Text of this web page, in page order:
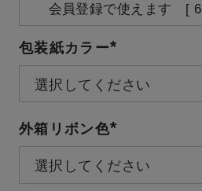
会員登録で使えます [
包装紙カラー
(必
須)
外箱リボン色
(必
須)